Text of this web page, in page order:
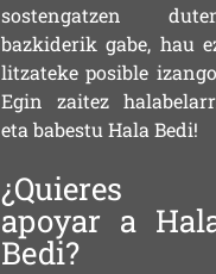
sostengatzen
bazkiderik gabe, hau
litzateke posible
Egin zaitez
eta babestu Hala Bedi!
¿Quieres
apoyar a
Bedi?